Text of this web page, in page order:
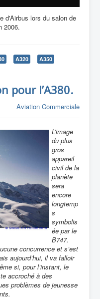
d'Airbus lors du salon de
2006.
A320
A350
pour l’A380.
Aviation Commerciale
L’image
du plus
gros
appareil
civil de la
planète
sera
encore
longtemp
s
symbolis
ée par le
B747.
concurrence et s’est
aujourd’hui, il va falloir
si, pour l’instant, le
accroché à des
problèmes de jeunesse